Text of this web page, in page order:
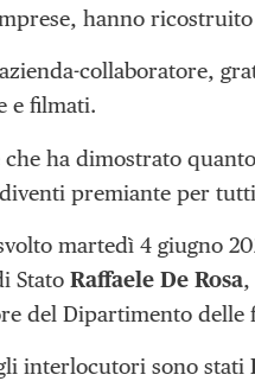
hanno
collaboratore,
e filmati.
che ha dimostrato
premiante per
martedì 4 giugno
Stato Raffaele De Rosa,
del Dipartimento delle
interlocutori sono stati